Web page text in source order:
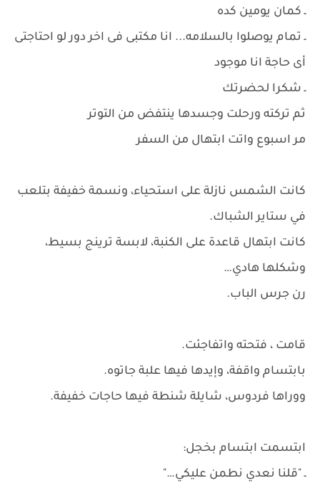
ـ كمان يومين كده
ـ تمام يوصلوا بالسلامه... انا مكتبى فى اخر دور لو احتاجتى
أى حاجة انا موجود
ـ شكرا لحضرتك
ثم تركته ورحلت وجسدها ينتفض من التوتر
مر اسبوع واتت ابتهال من السفر
كانت الشمس نازلة على استحياء، ونسمة خفيفة بتلعب
في ستاير الشباك.
كانت ابتهال قاعدة على الكنبة، لابسة ترينج بسيط،
وشكلها هادي…
رن جرس الباب.
قامت ، فتحته واتفاجئت.
بابتسام واقفة، وإيدها فيها علبة جاتوه.
ووراها فردوس، شايلة شنطة فيها حاجات خفيفة.
ابتسمت ابتسام بخجل:
ـ "قلنا نعدي نطمن عليكي…"